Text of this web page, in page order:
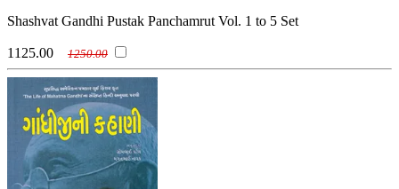
Shashvat Gandhi Pustak Panchamrut Vol. 1 to 5 Set
1125.00 1250.00